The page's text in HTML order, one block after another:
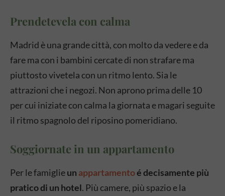
Prendetevela con calma
Madrid è una grande città, con molto da vedere e da
fare ma con i bambini cercate di non strafare ma
piuttosto vivetela con un ritmo lento. Sia le
attrazioni che i negozi. Non aprono prima delle 10
per cui iniziate con calma la giornata e magari seguite
il ritmo spagnolo del riposino pomeridiano.
Soggiornate in un appartamento
Per le famiglieun appartamentoé decisamente più
pratico di un hotel. Più camere, più spazio e la